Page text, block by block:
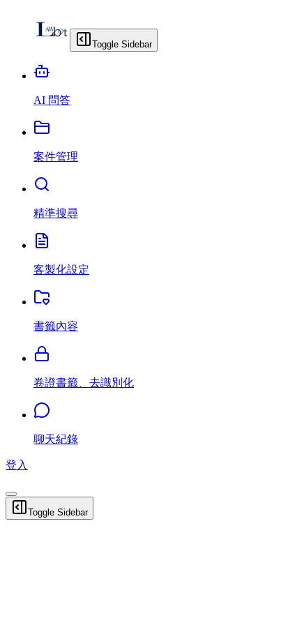
Toggle Sidebar
AI 問答
案件管理
精準搜尋
客製化設定
書籤內容
卷證書籤、去識別化
聊天紀錄
登入
Toggle Sidebar